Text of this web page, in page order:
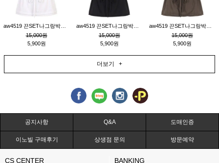
15,000원
5,900원
15,000원
5,900원
15,000원
5,900원
더보기 +
공지사항 Q&A 도매인증
이노빌 구매후기 상생점 문의 방문예약
CS CENTER BANKING